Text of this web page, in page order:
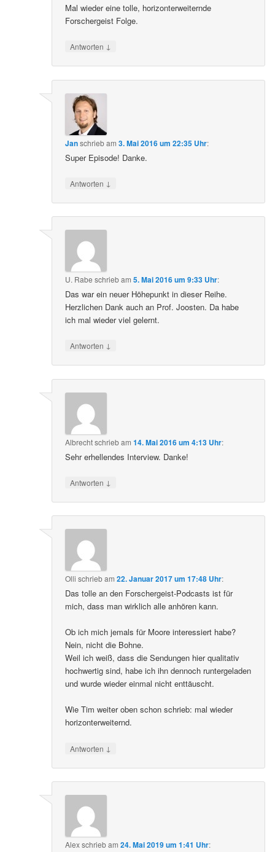
Mal wieder eine tolle, horizonterweiternde
Forschergeist Folge.
Antworten ↓
Janschriebam3. Mai 2016 um 22:35 Uhr:
Super Episode! Danke.
Antworten ↓
U. Rabe schriebam5. Mai 2016 um 9:33 Uhr:
Das war ein neuer Höhepunkt in dieser Reihe.
Herzlichen Dank auch an Prof. Joosten. Da habe
ich mal wieder viel gelernt.
Antworten ↓
Albrechtschriebam14. Mai 2016 um 4:13 Uhr:
Sehr erhellendes Interview. Danke!
Antworten ↓
Olli schriebam22. Januar 2017 um 17:48 Uhr:
Das tolle an den Forschergeist-Podcasts ist für
mich, dass man wirklich alle anhören kann.
Ob ich mich jemals für Moore interessiert habe?
Nein, nicht die Bohne.
Weil ich weiß, dass die Sendungen hier qualitativ
hochwertig sind, habe ich ihn dennoch runtergeladen
und wurde wieder einmal nicht enttäuscht.
Wie Tim weiter oben schon schrieb: mal wieder
horizonterweiternd.
Antworten ↓
Alexschriebam24. Mai 2019 um 1:41 Uhr: